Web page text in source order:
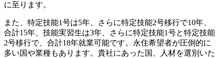
に至ります。
また、特定技能1号は5年、さらに特定技能2号移行で10年、
合計15年、技能実習生は3年、さらに特定技能1号と特定技能
2号移行で、合計18年就業可能です。永住希望者が圧倒的に
多い国や業種もあります。貴社にあった国、人材を選別いた